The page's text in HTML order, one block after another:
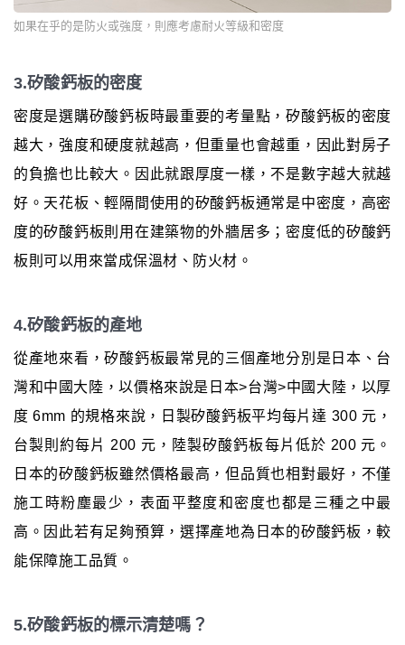
如果在乎的是防火或強度，則應考慮耐火等級和密度
3.矽酸鈣板的密度
密度是選購矽酸鈣板時最重要的考量點，矽酸鈣板的密度
越大，強度和硬度就越高，但重量也會越重，因此對房子
的負擔也比較大。因此就跟厚度一樣，不是數字越大就越
好。天花板、輕隔間使用的矽酸鈣板通常是中密度，高密
度的矽酸鈣板則用在建築物的外牆居多；密度低的矽酸鈣
板則可以用來當成保溫材、防火材。
4.矽酸鈣板的產地
從產地來看，矽酸鈣板最常見的三個產地分別是日本、台
灣和中國大陸，以價格來說是日本>台灣>中國大陸，以厚
度 6mm 的規格來說，日製矽酸鈣板平均每片達 300 元，
台製則約每片 200 元，陸製矽酸鈣板每片低於 200 元。
日本的矽酸鈣板雖然價格最高，但品質也相對最好，不僅
施工時粉塵最少，表面平整度和密度也都是三種之中最
高。因此若有足夠預算，選擇產地為日本的矽酸鈣板，較
能保障施工品質。
5.矽酸鈣板的標示清楚嗎？